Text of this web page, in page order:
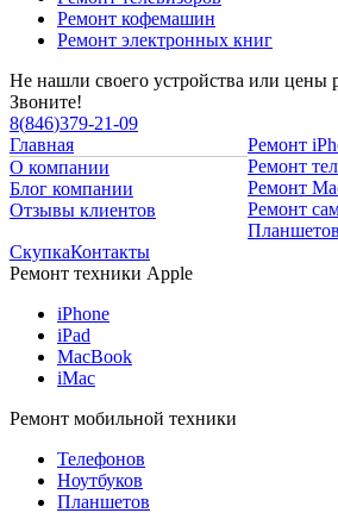
Ремонт кофемашин
Ремонт электронных книг
Не нашли своего устройства или цены
Звоните!
8(846)379-21-09
Главная
О компании
Блог компании
Отзывы клиентов
Ремонт
Ремонт
Ремонт
Ремонт
Планшетов
СкупкаКонтакты
Ремонт техники Apple
iPhone
iPad
MacBook
iMac
Ремонт мобильной техники
Телефонов
Ноутбуков
Планшетов